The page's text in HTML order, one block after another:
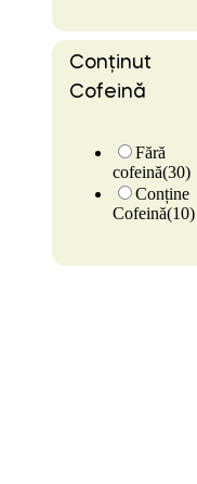
Conținut
Cofeină
Fără
cofeină(30)
Conține
Cofeină(10)